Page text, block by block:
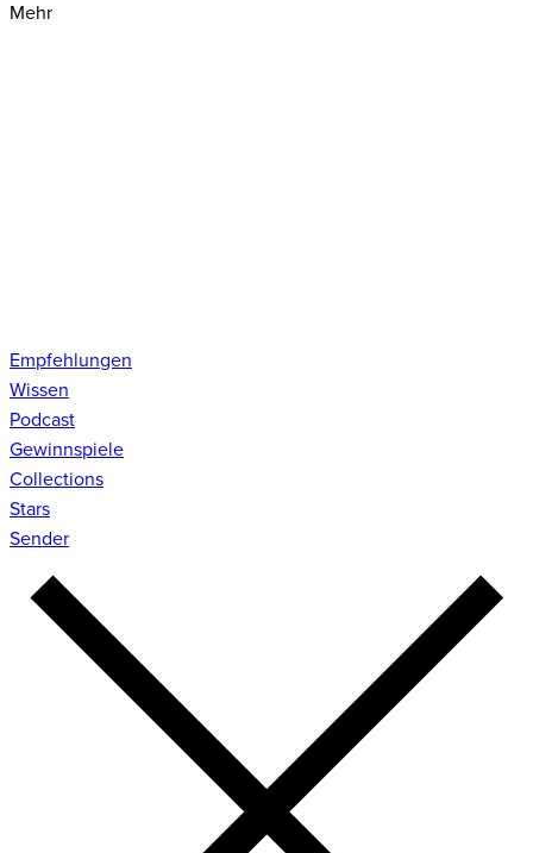
Mehr
Empfehlungen
Wissen
Podcast
Gewinnspiele
Collections
Stars
Sender